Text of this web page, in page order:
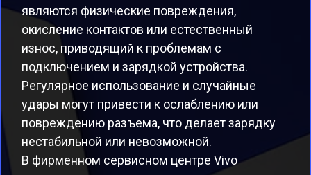
являются физические повреждения,
окисление контактов или естественный
износ, приводящий к проблемам с
подключением и зарядкой устройства.
Регулярное использование и случайные
удары могут привести к ослаблению или
повреждению разъема, что делает зарядку
нестабильной или невозможной.
В фирменном сервисном центре Vivo